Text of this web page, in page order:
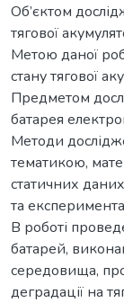
Об’єктом
тягової
Метою даної
стану тягової
Предметом
батарея
Методи
тематикою,
статичних
та
В роботі
батарей,
середовища,
деградації на